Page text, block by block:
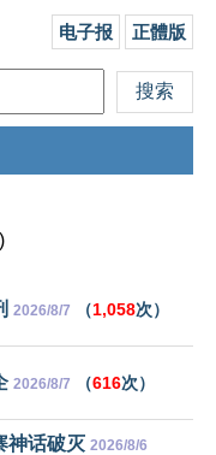
电子报 正體版
2026/8/7 （1,058次）
2026/8/7 （616次）
神话破灭 2026/8/6